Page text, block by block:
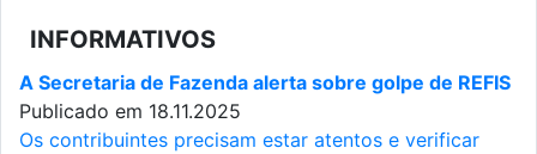
INFORMATIVOS
A Secretaria de Fazenda alerta sobre golpe de REFIS
Publicado em 18.11.2025
Os contribuintes precisam estar atentos e verificar